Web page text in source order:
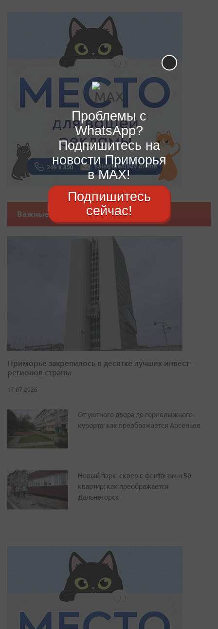
Важные новости
Приморье закрепилось в десятке лучших инвест-
регионов страны
17.07.2026
От уютного двора до горнолыжного
курорта: как преображается Арсеньев
Новый парк, сквер с фонтаном и 50
квартир: как преображается
Дальнегорск
Проблемы с
WhatsApp?
Подпишитесь на
новости Приморья
в MAX!
Подпишитесь
сейчас!